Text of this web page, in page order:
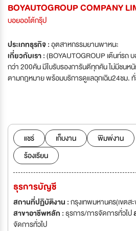
BOYAUTOGROUP COMPANY
บอยออโต้กรุ๊ป
ประเภทธุรกิจ :อุตสาหกรรมยานพาหนะ
เกี่ยวกับเรา :(BOYAUTOGROUP เต๊นท์รถ
กว่า 200คัน มีใบรับรองการันตีทุกคัน ไม่มีชนห
ตามกฎหมาย พร้อมบริการดูแลฉุกเฉิน24ชม. ทั่
แชร์ เก็บงาน
พิมพ์งาน
ร้องเรียน
ธุรการบัญชี
สถานที่ปฏิบัติงาน :กรุงเทพมหานคร(เขตส
สาขาอาชีพหลัก :ธุรการ/การจัดการทั่วไป
จัดการทั่วไป